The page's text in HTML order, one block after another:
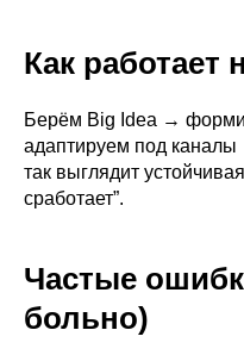
Как работает
Берём Big Idea →
адаптируем под
так выглядит
сработает”.
Частые
больно)